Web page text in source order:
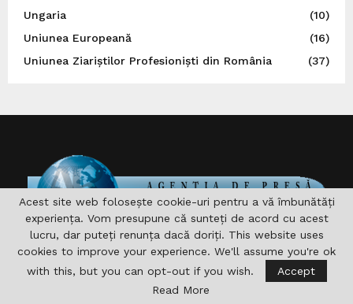
Ungaria
(10)
Uniunea Europeană
(16)
Uniunea Ziariștilor Profesioniști din România
(37)
DESPRE NOI
Asociaţia are drept scop , aprofundarea si consolidarea
Acest site web folosește cookie-uri pentru a vă îmbunătăți
experiența. Vom presupune că sunteți de acord cu acest
lucru, dar puteți renunța dacă doriți. This website uses
cookies to improve your experience. We'll assume you're ok
with this, but you can opt-out if you wish.
Accept
Read More